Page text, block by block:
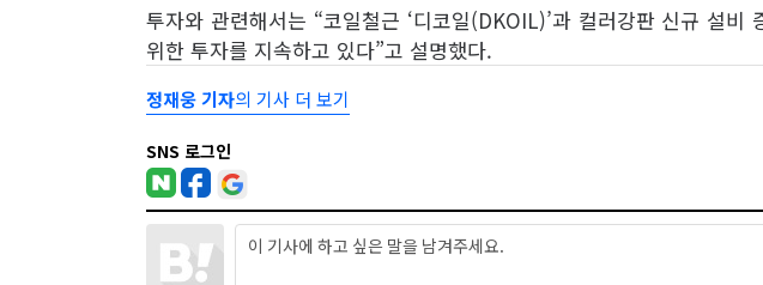
투자와 관련해서는 “코일철근 ‘디코일(DKOIL)’과 컬러강판 신규 설비
위한 투자를 지속하고 있다”고 설명했다.
정재웅 기자의 기사 더 보기
SNS 로그인